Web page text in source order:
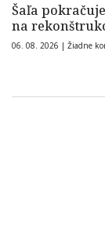
Šaľa
na
06. 08. 2026 | Žiadne